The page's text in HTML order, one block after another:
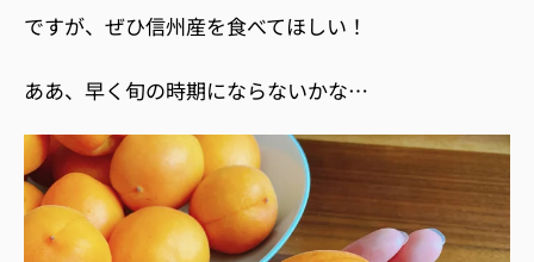
ですが、ぜひ信州産を食べてほしい！
ああ、早く旬の時期にならないかな…